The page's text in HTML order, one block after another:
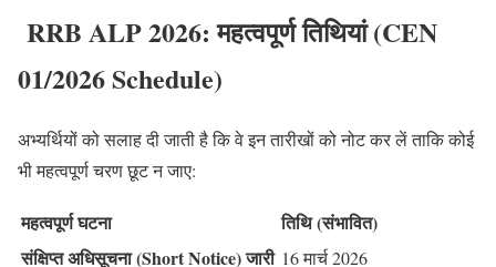
RRB ALP 2026: महत्वपूर्ण तिथियां (CEN
01/2026 Schedule)
अभ्यर्थियों को सलाह दी जाती है कि वे इन तारीखों को नोट कर लें ताकि कोई
भी महत्वपूर्ण चरण छूट न जाए:
महत्वपूर्ण घटना
तिथि (संभावित)
संक्षिप्त अधिसूचना (Short Notice) जारी 16 मार्च 2026